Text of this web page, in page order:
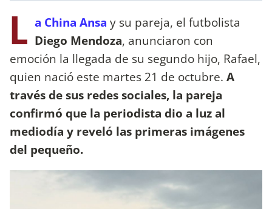
L a China Ansa y su pareja, el futbolista
Diego Mendoza, anunciaron con
emoción la llegada de su segundo hijo, Rafael,
quien nació este martes 21 de octubre. A
través de sus redes sociales, la pareja
confirmó que la periodista dio a luz al
mediodía y reveló las primeras imágenes
del pequeño.